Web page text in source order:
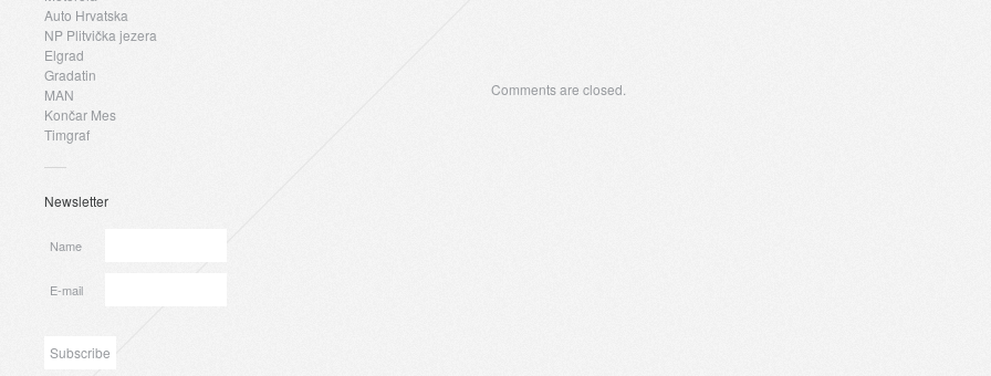
Auto Hrvatska
NP Plitvička jezera
Elgrad
Gradatin
MAN
Končar Mes
Timgraf
Newsletter
Name
E-mail
Comments are closed.